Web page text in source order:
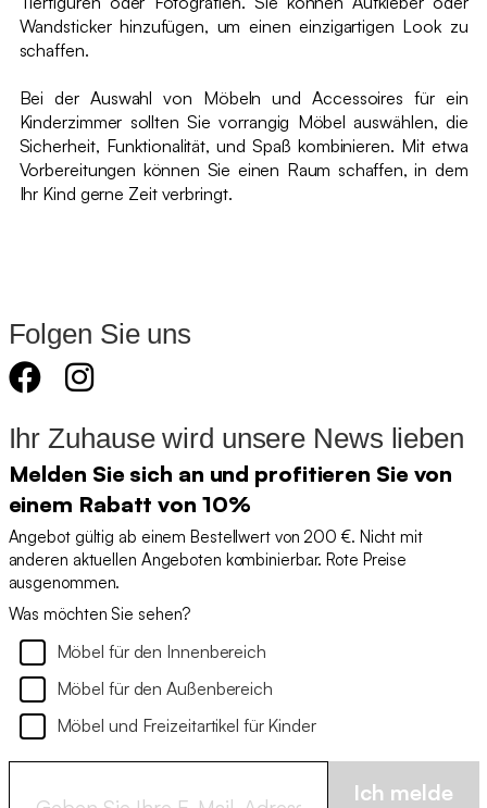
Wandsticker hinzufügen, um einen einzigartigen Look zu
schaffen.
Bei der Auswahl von Möbeln und Accessoires für ein
Kinderzimmer sollten Sie vorrangig Möbel auswählen, die
Sicherheit, Funktionalität, und Spaß kombinieren. Mit etwa
Vorbereitungen können Sie einen Raum schaffen, in dem
Ihr Kind gerne Zeit verbringt.
Folgen Sie uns
Ihr Zuhause wird unsere News lieben
Melden Sie sich an und profitieren Sie von
einem Rabatt von 10%
Angebot gültig ab einem Bestellwert von 200 €. Nicht mit
anderen aktuellen Angeboten kombinierbar. Rote Preise
ausgenommen.
Was möchten Sie sehen?
Möbel für den Innenbereich
Möbel für den Außenbereich
Möbel und Freizeitartikel für Kinder
Ich melde